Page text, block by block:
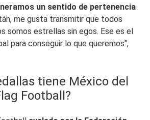
un sentido de pertenencia
me gusta transmitir que todos
somos estrellas sin egos. Ese es el
para conseguir lo que queremos",
tiene México del
Football?